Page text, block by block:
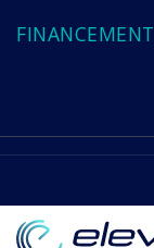
FINANCEMENT